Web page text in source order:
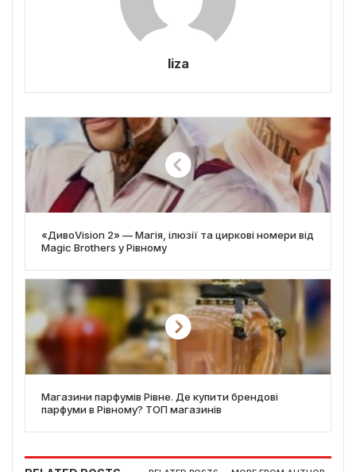
liza
«ДивоVision 2» — Магія, ілюзії та циркові номери від
Magic Brothers у Рівному
Магазини парфумів Рівне. Де купити брендові
парфуми в Рівному? ТОП магазинів